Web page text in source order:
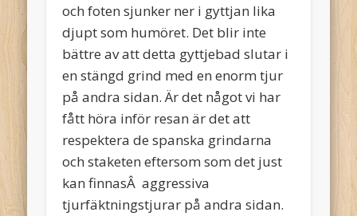
och foten sjunker ner i gyttjan lika
djupt som humöret. Det blir inte
bättre av att detta gyttjebad slutar i
en stängd grind med en enorm tjur
på andra sidan. Är det något vi har
fått höra inför resan är det att
respektera de spanska grindarna
och staketen eftersom som det just
kan finnasÂ aggressiva
tjurfäktningstjurar på andra sidan.